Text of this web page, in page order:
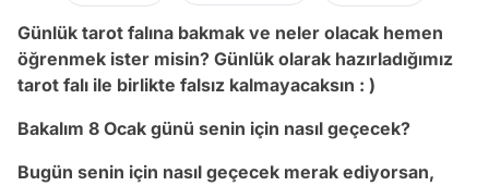
Günlük tarot falına bakmak ve neler olacak hemen
öğrenmek ister misin? Günlük olarak hazırladığımız
tarot falı ile birlikte falsız kalmayacaksın : )
Bakalım 8 Ocak günü senin için nasıl geçecek?
Bugün senin için nasıl geçecek merak ediyorsan,